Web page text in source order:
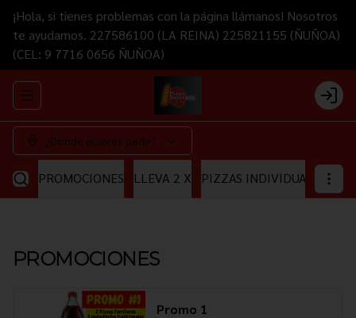
¡Hola, si tienes problemas con la página llámanos! Nosotros
te ayudamos. 227586100 (LA REINA) 225821155 (ÑUÑOA)
(CEL: 9 7716 0656 ÑUÑOA)
Abrir menu de navegación Login
¿Dónde quieres pedir?
PROMOCIONES LLEVA 2 X PIZZAS INDIVIDUALES
PROMOCIONES
Promo 1